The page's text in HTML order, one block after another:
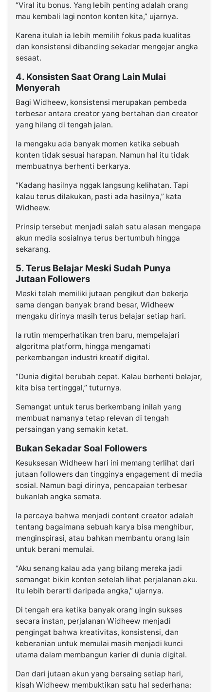
“Viral itu bonus. Yang lebih penting adalah orang
mau kembali lagi nonton konten kita,” ujarnya.
Karena itulah ia lebih memilih fokus pada kualitas
dan konsistensi dibanding sekadar mengejar angka
sesaat.
4. Konsisten Saat Orang Lain Mulai
Menyerah
Bagi Widheew, konsistensi merupakan pembeda
terbesar antara creator yang bertahan dan creator
yang hilang di tengah jalan.
Ia mengaku ada banyak momen ketika sebuah
konten tidak sesuai harapan. Namun hal itu tidak
membuatnya berhenti berkarya.
“Kadang hasilnya nggak langsung kelihatan. Tapi
kalau terus dilakukan, pasti ada hasilnya,” kata
Widheew.
Prinsip tersebut menjadi salah satu alasan mengapa
akun media sosialnya terus bertumbuh hingga
sekarang.
5. Terus Belajar Meski Sudah Punya
Jutaan Followers
Meski telah memiliki jutaan pengikut dan bekerja
sama dengan banyak brand besar, Widheew
mengaku dirinya masih terus belajar setiap hari.
Ia rutin memperhatikan tren baru, mempelajari
algoritma platform, hingga mengamati
perkembangan industri kreatif digital.
“Dunia digital berubah cepat. Kalau berhenti belajar,
kita bisa tertinggal,” tuturnya.
Semangat untuk terus berkembang inilah yang
membuat namanya tetap relevan di tengah
persaingan yang semakin ketat.
Bukan Sekadar Soal Followers
Kesuksesan Widheew hari ini memang terlihat dari
jutaan followers dan tingginya engagement di media
sosial. Namun bagi dirinya, pencapaian terbesar
bukanlah angka semata.
Ia percaya bahwa menjadi content creator adalah
tentang bagaimana sebuah karya bisa menghibur,
menginspirasi, atau bahkan membantu orang lain
untuk berani memulai.
“Aku senang kalau ada yang bilang mereka jadi
semangat bikin konten setelah lihat perjalanan aku.
Itu lebih berarti daripada angka,” ujarnya.
Di tengah era ketika banyak orang ingin sukses
secara instan, perjalanan Widheew menjadi
pengingat bahwa kreativitas, konsistensi, dan
keberanian untuk memulai masih menjadi kunci
utama dalam membangun karier di dunia digital.
Dan dari jutaan akun yang bersaing setiap hari,
kisah Widheew membuktikan satu hal sederhana: